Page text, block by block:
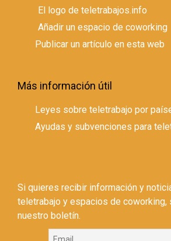
El logo de teletrabajos.info
Añadir un espacio de coworking
Publicar un artículo en esta web
Más información útil
Leyes sobre teletrabajo por
Ayudas y subvenciones para
Si quieres recibir información y
teletrabajo y espacios de coworking,
nuestro boletín.